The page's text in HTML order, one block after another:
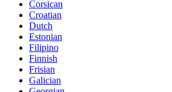
Corsican
Croatian
Dutch
Estonian
Filipino
Finnish
Frisian
Galician